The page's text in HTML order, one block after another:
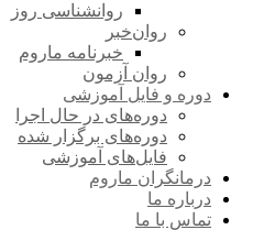
روانشناسی روز
روان‌خبر
خبرنامه ماروم
روان آزمون
دوره و فایل آموزشی
دوره‌های در حال اجرا
دوره‌های برگزار شده
فایل‌های آموزشی
درمانگران ماروم
درباره ما
تماس با ما